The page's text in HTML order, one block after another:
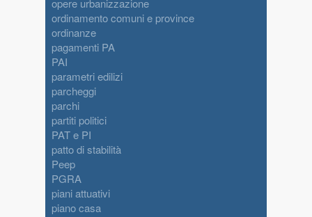
opere urbanizzazione
ordinamento comuni e province
ordinanze
pagamenti PA
PAI
parametri edilizi
parcheggi
parchi
partiti politici
PAT e PI
patto di stabilità
Peep
PGRA
piani attuativi
piano casa